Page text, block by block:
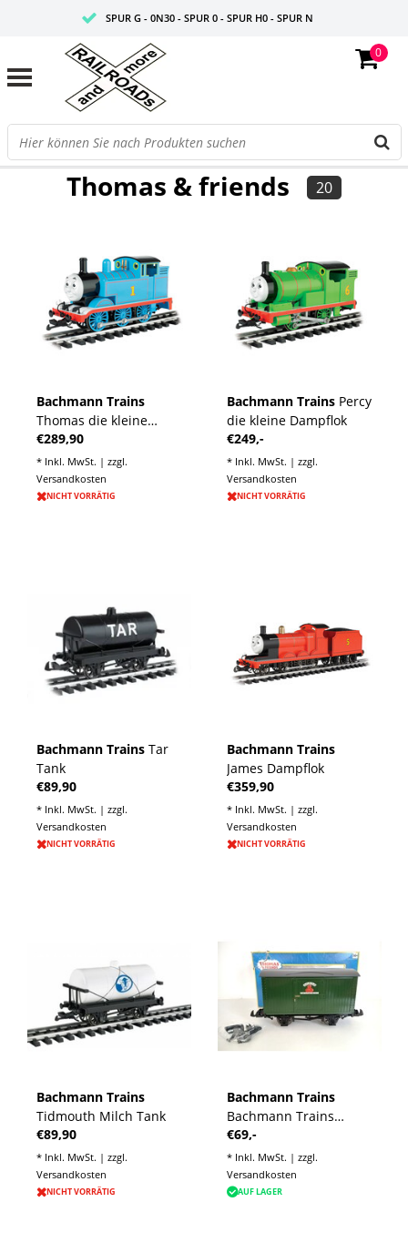
SPUR G - 0N30 - SPUR 0 - SPUR H0 - SPUR N
0
FILTER
Thomas & friends 20
Bachmann Trains
Thomas die kleine
Dampflok
€289,90
* Inkl. MwSt. | zzgl.
Versandkosten
NICHT VORRÄTIG
Bachmann Trains Percy
die kleine Dampflok
€249,-
* Inkl. MwSt. | zzgl.
Versandkosten
NICHT VORRÄTIG
Bachmann Trains Tar
Tank
€89,90
* Inkl. MwSt. | zzgl.
Versandkosten
NICHT VORRÄTIG
Bachmann Trains
James Dampflok
€359,90
* Inkl. MwSt. | zzgl.
Versandkosten
NICHT VORRÄTIG
Bachmann Trains
Tidmouth Milch Tank
€89,90
* Inkl. MwSt. | zzgl.
Versandkosten
NICHT VORRÄTIG
Bachmann Trains
Bachmann Trains
Thomas & Friends
Sodor Fruit & Vegetable
Co. Freight car
(Lagerfund)
€69,-
* Inkl. MwSt. | zzgl.
Versandkosten
AUF LAGER